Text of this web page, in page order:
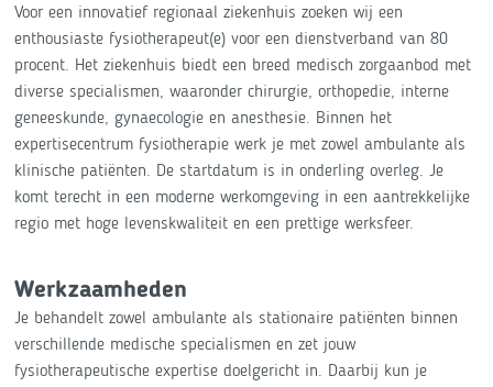
Voor een innovatief regionaal ziekenhuis zoeken wij een
enthousiaste fysiotherapeut(e) voor een dienstverband van 80
procent. Het ziekenhuis biedt een breed medisch zorgaanbod met
diverse specialismen, waaronder chirurgie, orthopedie, interne
geneeskunde, gynaecologie en anesthesie. Binnen het
expertisecentrum fysiotherapie werk je met zowel ambulante als
klinische patiënten. De startdatum is in onderling overleg. Je
komt terecht in een moderne werkomgeving in een aantrekkelijke
regio met hoge levenskwaliteit en een prettige werksfeer.
Werkzaamheden
Je behandelt zowel ambulante als stationaire patiënten binnen
verschillende medische specialismen en zet jouw
fysiotherapeutische expertise doelgericht in. Daarbij kun je